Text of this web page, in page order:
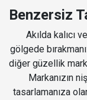
Benzersiz
Akılda kalıcı
gölgede
diğer güzellik
Markanızın
tasarlamanıza